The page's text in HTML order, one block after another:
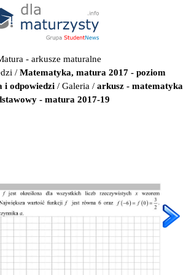
- arkusze maturalne
/ Matematyka, matura 2017 - poziom
i odpowiedzi/ Galeria / arkusz - matematyka
- matura 2017-19